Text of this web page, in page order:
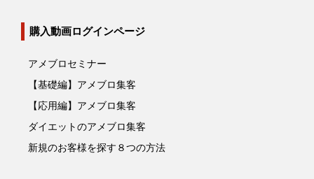
購入動画ログインページ
アメブロセミナー
【基礎編】アメブロ集客
【応用編】アメブロ集客
ダイエットのアメブロ集客
新規のお客様を探す８つの方法